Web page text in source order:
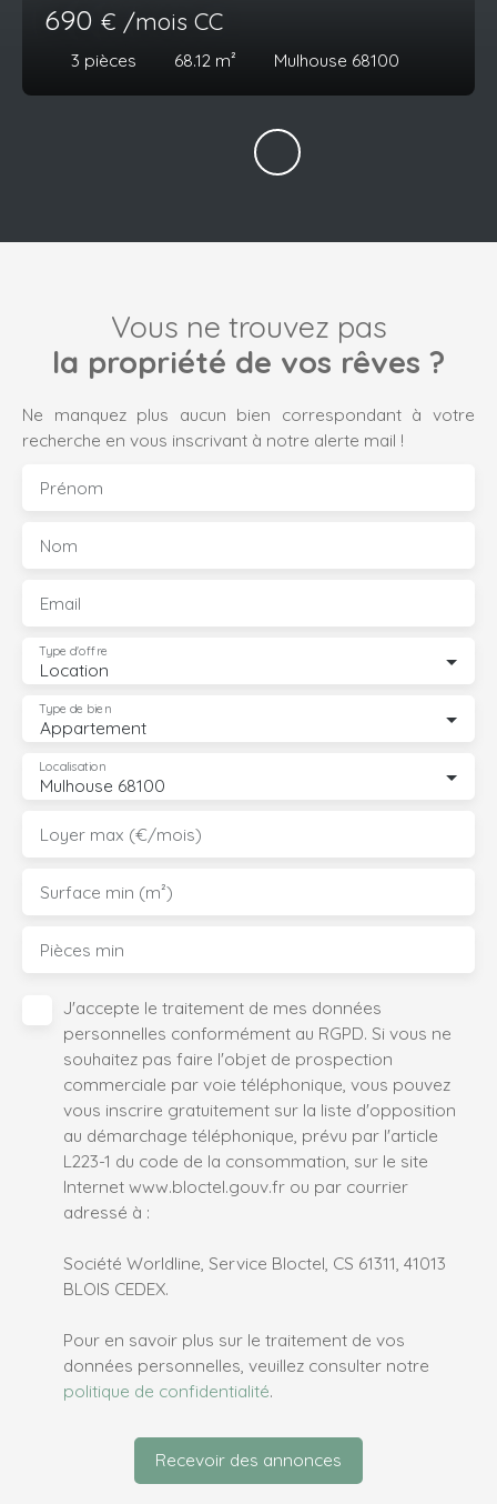
690 € /mois CC
3 pièces 68.12 m² Mulhouse 68100
Vous ne trouvez pas
la propriété de vos rêves ?
Ne manquez plus aucun bien correspondant à votre
recherche en vous inscrivant à notre alerte mail !
Prénom
Nom
Email
Location
Type d'offre
Appartement
Type de bien
Mulhouse 68100
Localisation
Loyer max (€/mois)
Surface min (m²)
Pièces min
J'accepte le traitement de mes données
personnelles conformément au RGPD. Si vous ne
souhaitez pas faire l'objet de prospection
commerciale par voie téléphonique, vous pouvez
vous inscrire gratuitement sur la liste d'opposition
au démarchage téléphonique, prévu par l'article
L223-1 du code de la consommation, sur le site
Internet www.bloctel.gouv.fr ou par courrier
adressé à :
Société Worldline, Service Bloctel, CS 61311, 41013
BLOIS CEDEX.
Pour en savoir plus sur le traitement de vos
données personnelles, veuillez consulter notre
politique de confidentialité.
Recevoir des annonces